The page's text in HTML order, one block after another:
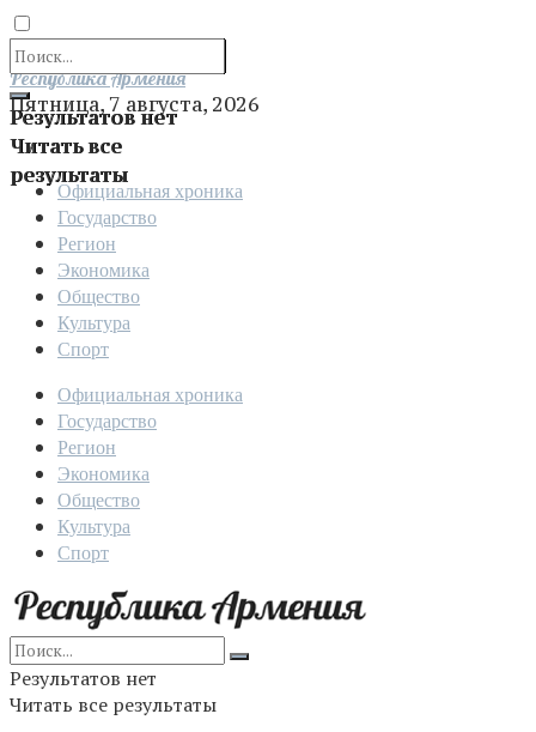
Результатов нет
Читать все
результаты
Отправить
Республика Армения
Пятница, 7 августа, 2026
Официальная хроника
Государство
Регион
Экономика
Общество
Культура
Спорт
Официальная хроника
Государство
Регион
Экономика
Общество
Культура
Спорт
Результатов нет
Читать все результаты